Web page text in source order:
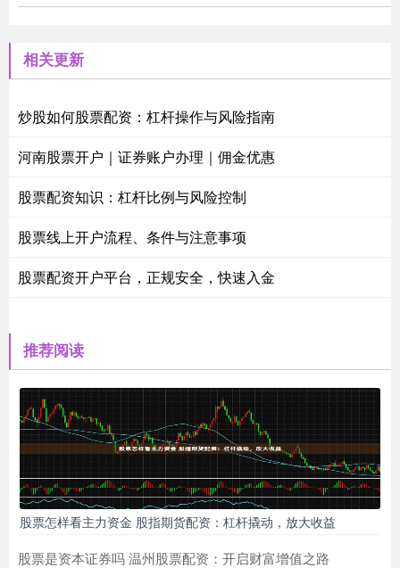
相关更新
炒股如何股票配资：杠杆操作与风险指南
河南股票开户｜证券账户办理｜佣金优惠
股票配资知识：杠杆比例与风险控制
股票线上开户流程、条件与注意事项
股票配资开户平台，正规安全，快速入金
推荐阅读
股票怎样看主力资金 股指期货配资：杠杆撬动，放大收益
股票是资本证券吗 温州股票配资：开启财富增值之路